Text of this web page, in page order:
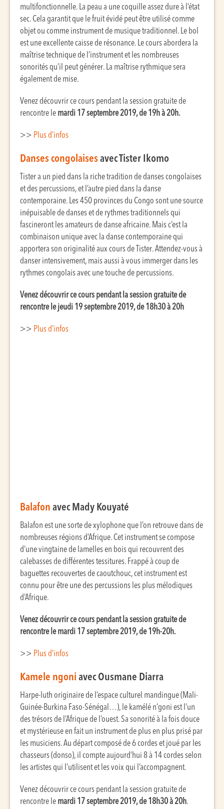
multifonctionnelle. La peau a une coquille assez dure à l’état
sec. Cela garantit que le fruit évidé peut être utilisé comme
objet ou comme instrument de musique traditionnel. Le bol
est une excellente caisse de résonance. Le cours abordera la
maîtrise technique de l’instrument et les nombreuses
sonorités qu’il peut générer. La maîtrise rythmique sera
également de mise.
Venez découvrir ce cours pendant la session gratuite de
rencontre le mardi 17 septembre 2019, de 19h à 20h.
>> Plus d’infos
Danses congolaisesavec Tister Ikomo
Tister a un pied dans la riche tradition de danses congolaises
et des percussions, et l’autre pied dans la danse
contemporaine. Les 450 provinces du Congo sont une source
inépuisable de danses et de rythmes traditionnels qui
fascineront les amateurs de danse africaine. Mais c’est la
combinaison unique avec la danse contemporaine qui
apportera son originalité aux cours de Tister. Attendez-vous à
danser intensivement, mais aussi à vous immerger dans les
rythmes congolais avec une touche de percussions.
Venez découvrir ce cours pendant la session gratuite de
rencontre le jeudi 19 septembre 2019, de 18h30 à 20h
>> Plus d’infos
Balafon avec Mady Kouyaté
Balafon est une sorte de xylophone que l’on retrouve dans de
nombreuses régions d’Afrique. Cet instrument se compose
d’une vingtaine de lamelles en bois qui recouvrent des
calebasses de différentes tessitures. Frappé à coup de
baguettes recouvertes de caoutchouc, cet instrument est
connu pour être une des percussions les plus mélodiques
d’Afrique.
Venez découvrir ce cours pendant la session gratuite de
rencontre le mardi 17 septembre 2019, de 19h-20h.
>> Plus d’infos
Kamele ngoni avec Ousmane Diarra
Harpe-luth originaire de l’espace culturel mandingue (Mali-
Guinée-Burkina Faso-Sénégal…), le kamélé n’goni est l’un
des trésors de l’Afrique de l’ouest. Sa sonorité à la fois douce
et mystérieuse en fait un instrument de plus en plus prisé par
les musiciens. Au départ composé de 6 cordes et joué par les
chasseurs (donso), il compte aujourd’hui 8 à 14 cordes selon
les artistes qui l’utilisent et les voix qui l’accompagnent.
Venez découvrir ce cours pendant la session gratuite de
rencontre le mardi 17 septembre 2019, de 18h30 à 20h.